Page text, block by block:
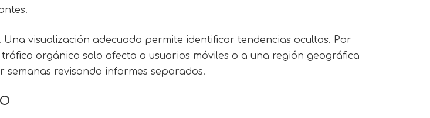
visualización adecuada permite identificar tendencias ocultas. Por
orgánico solo afecta a usuarios móviles o a una región geográfica
revisando informes separados.